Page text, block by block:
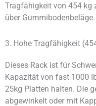
Tragfähigkeit von 454 kg
über Gummibodenbeläge.
3. Hohe Tragfähigkeit
Dieses Rack ist für
Kapazität von fast 1000
25kg Platten halten. Die
abgewinkelt oder mit